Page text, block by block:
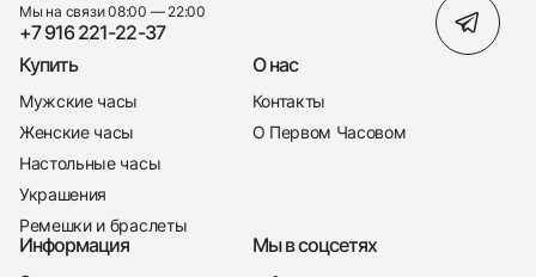
Мы на связи 08:00 — 22:00
+7 916 221-22-37
Купить
Мужские часы
Женские часы
Настольные часы
Украшения
Ремешки и браслеты
О нас
Контакты
О Первом Часовом
Информация Мы в соцсетях